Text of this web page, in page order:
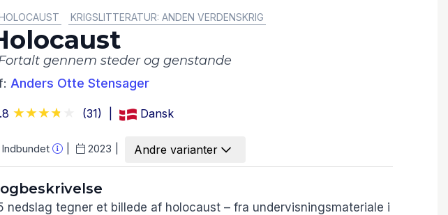
KRIGSLITTERATUR: ANDEN VERDENSKRIG
gennem steder og genstande
Anders Otte Stensager
(31) Dansk
Indbundet 2023 Andre varianter
nedslag tegner et billede af holocaust – fra undervisningsmateriale i